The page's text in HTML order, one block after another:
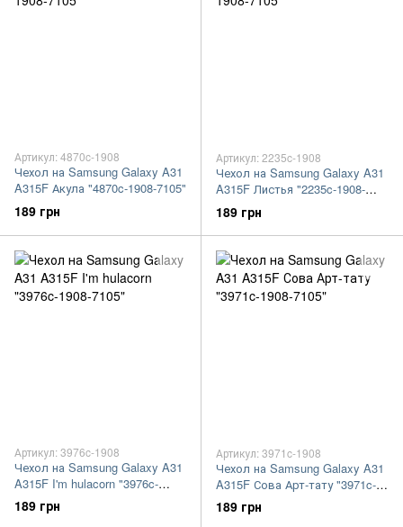
Артикул: 4870c-1908
Чехол на Samsung Galaxy A31
A315F Акула "4870c-1908-7105"
189 грн
Артикул: 2235c-1908
Чехол на Samsung Galaxy A31
A315F Листья "2235c-1908-
7105"
189 грн
Артикул: 3976c-1908
Чехол на Samsung Galaxy A31
A315F I'm hulacorn "3976c-
1908-7105"
189 грн
Артикул: 3971c-1908
Чехол на Samsung Galaxy A31
A315F Сова Арт-тату "3971c-
1908-7105"
189 грн